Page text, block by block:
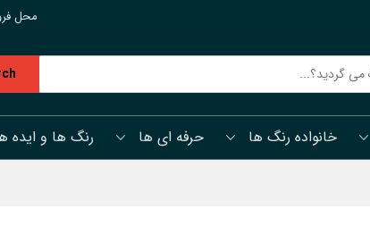
محل
خانواده رنگ ها حرفه ای ها رنگ ها و ایده